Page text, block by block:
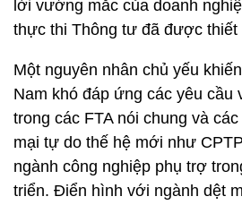
lời vướng mắc của doanh
thực thi Thông tư đã được thiết
Một nguyên nhân chủ yếu
Nam khó đáp ứng các yêu cầu
trong các FTA nói chung và
mại tự do thế hệ mới như
ngành công nghiệp phụ trợ
triển. Điển hình với ngành dệt